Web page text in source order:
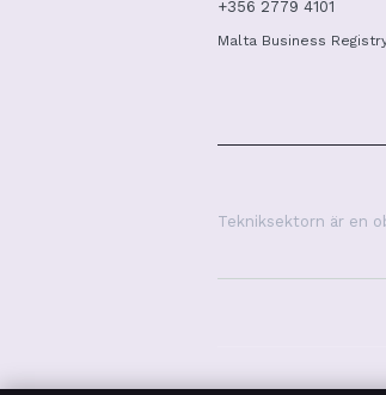
+356 2779 4101
Malta Business
Tekniksektorn är en